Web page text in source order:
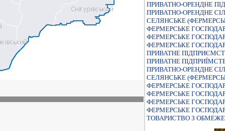
ПРИВАТНО-ОРЕНДНЕ
ПРИВАТНО-ОРЕНДНЕ
СЕЛЯНСЬКЕ
ФЕРМЕРСЬКЕ
ФЕРМЕРСЬКЕ
ФЕРМЕРСЬКЕ
ПРИВАТНЕ
ПРИВАТНЕ
ПРИВАТНО-ОРЕНДНЕ
СЕЛЯНСЬКЕ
ФЕРМЕРСЬКЕ
ФЕРМЕРСЬКЕ
ФЕРМЕРСЬКЕ
ФЕРМЕРСЬКЕ
ТОВАРИСТВО З